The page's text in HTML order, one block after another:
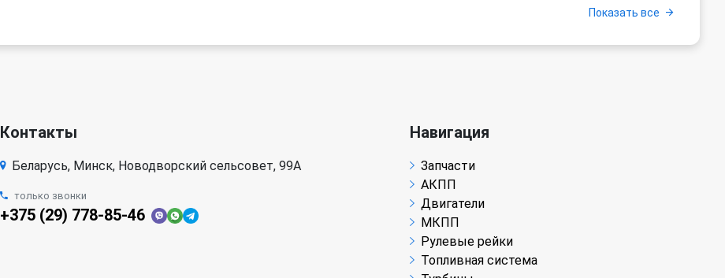
Показать все
Контакты
Беларусь, Минск, Новодворский сельсовет, 99А
только звонки
+375 (29) 778-85-46
Навигация
Запчасти
АКПП
Двигатели
МКПП
Рулевые рейки
Топливная система